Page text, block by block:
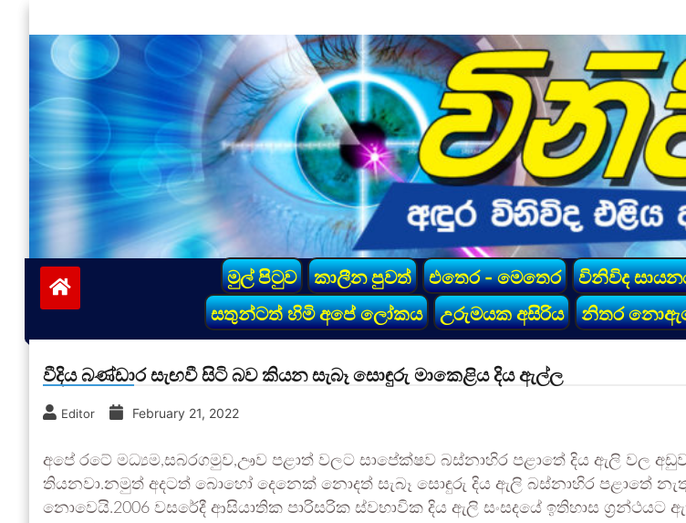
to
content
vinivida.lk
මුල් පිටුව කාලීන පුවත් එතෙර - මෙතෙර විනිවිද
සතුන්ටත් හිමි අපේ ලෝකය
උරුමයක අසිරිය නිතර
වීදිය බණ්ඩාර සැඟවී සිටි බව කියන සැබෑ සොඳුරු මාකෙළිය දිය ඇල්ල
Editor February 21, 2022
අපේ රටේ මධ්‍යම,සබරගමුව,ඌව පළාත් වලට සාපේක්ෂව බස්නාහිර පළාතේ දිය ඇලි වල
තියනවා.නමුත් අදටත් බොහෝ දෙනෙක් නොදත් සැබෑ සොඳුරු දිය ඇලි බස්නාහිර පළාතේ
නොවෙයි.2006 වසරේදී ආසියාතික පාරිසරික ස්වභාවික දිය ඇලි සංසදයේ ඉතිහාස ග්‍රන්ථයට